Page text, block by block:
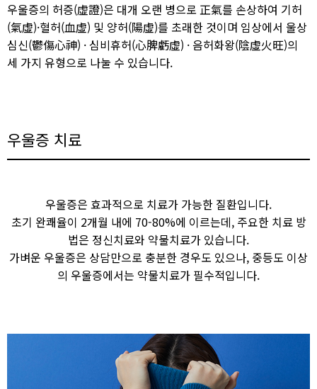
우울증의 허증(虛證)은 대개 오랜 병으로 正氣를 손상하여 기허
(氣虛)·혈허(血虛) 및 양허(陽虛)를 초래한 것이며 임상에서 울상
심신(鬱傷心神) · 심비휴허(心脾虧虛) · 음허화왕(陰虛火旺)의
세 가지 유형으로 나눌 수 있습니다.​
우울증 치료
우울증은 효과적으로 치료가 가능한 질환입니다.
초기 완쾌율이 2개월 내에 70-80%에 이르는데, 주요한 치료 방
법은 정신치료와 약물치료가 있습니다.
가벼운 우울증은 상담만으로 충분한 경우도 있으나, 중등도 이상
의 우울증에서는 약물치료가 필수적입니다.​